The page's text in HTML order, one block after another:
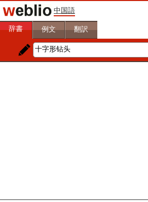
中国語
辞書 例文 翻訳